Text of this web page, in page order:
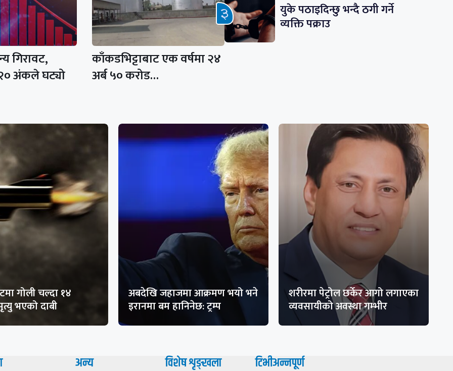
गिरावट,
अंकले घट्यो
काँकडभिट्टाबाट एक वर्षमा २४
अर्ब ५० करोड…
युके पठाइदिन्छु भन्दै ठगी गर्ने
व्यक्ति पक्राउ
गोली चल्दा १४
भएको दाबी
अबदेखि जहाजमा आक्रमण भयो भने
इरानमा बम हानिनेछ: ट्रम्प
शरीरमा पेट्रोल छर्केर आगो लगाएका
व्यवसायीको अवस्था गम्भीर
अन्य विशेष शृङ्खला टिभीअन्नपूर्ण